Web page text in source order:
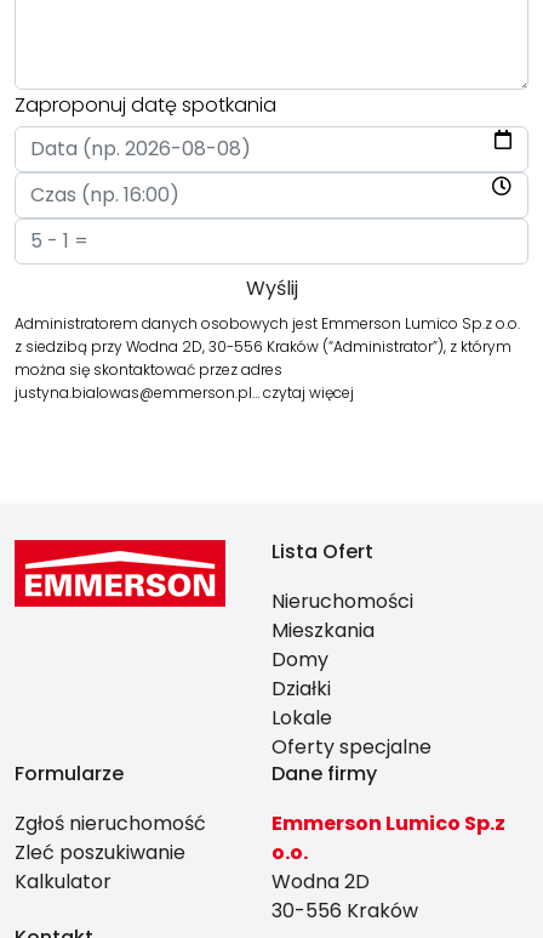
Zaproponuj datę spotkania
Administratorem danych osobowych jest Emmerson Lumico Sp.z o.o.
z siedzibą przy Wodna 2D, 30-556 Kraków (“Administrator”), z którym
można się skontaktować przez adres
justyna.bialowas@emmerson.pl…czytaj więcej
Lista Ofert
Nieruchomości
Mieszkania
Domy
Działki
Lokale
Oferty specjalne
Formularze
Zgłoś nieruchomość
Zleć poszukiwanie
Kalkulator
Dane firmy
Emmerson Lumico Sp.z
o.o.
Wodna 2D
30-556 Kraków